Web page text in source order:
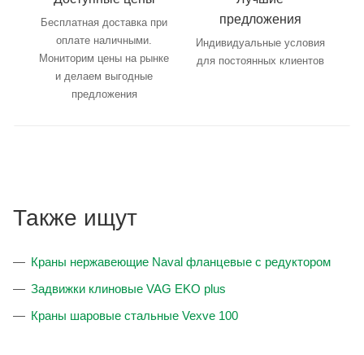
Бесплатная доставка при
оплате наличными.
Мониторим цены на рынке
и делаем выгодные
предложения
предложения
Индивидуальные условия
для постоянных клиентов
Также ищут
Краны нержавеющие Naval фланцевые с редуктором
Задвижки клиновые VAG EKO plus
Краны шаровые стальные Vexve 100